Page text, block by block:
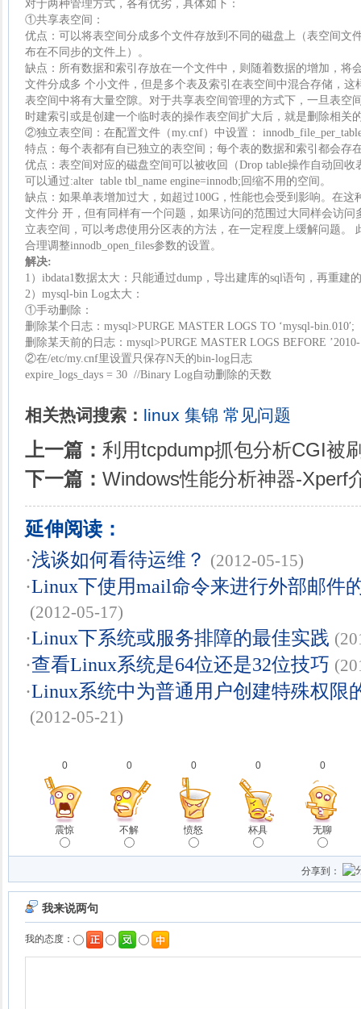
对于两种管理方式，各有优劣，具体如下：
①共享表空间：
优点：可以将表空间分成多个文件存放到不同的磁盘上（表空间文
布在不同步的文件上）。
缺点：所有数据和索引存放在一个文件中，则随着数据的增加，将
文件分成多 个小文件，但是多个表及索引在表空间中混合存储，
表空间中将有大量空隙。对于共享表空间管理的方式下，一旦表空
时建索引或是创建一个临时表的操作表空间扩大后，就是删除相关
②独立表空间：在配置文件（my.cnf）中设置：
特点：每个表都有自已独立的表空间；每个表的数据和索引都会存
优点：表空间对应的磁盘空间可以被收回（Drop table操作自动回
可以通过:alter table tbl_name engine=innodb;回缩不用的空间。
缺点：如果单表增加过大，如超过100G，性能也会受到影响。在
文件分 开，但有同样有一个问题，如果访问的范围过大同样会访
立表空间，可以考虑使用分区表的方法，在一定程度上缓解问题。
合理调整innodb_open_files参数的设置。
解决:
1）ibdata1数据太大：只能通过dump，导出建库的sql语句，再重建
2）mysql-bin Log太大：
①手动删除：
删除某个日志：mysql>PURGE MASTER LOGS TO ‘mysql-bin.010′;
删除某天前的日志：mysql>PURGE MASTER LOGS BEFORE
②在/etc/my.cnf里设置只保存N天的bin-log日志
expire_logs_days = 30 //Binary Log自动删除的天数
相关热词搜索： linux 集锦 常见问题
上一篇： 利用tcpdump抓包分析CGI被
下一篇： Windows性能分析神器-Xperf
延伸阅读：
·浅谈如何看待运维？ (2012-05-15)
·Linux下使用mail命令来进行外部邮件
(2012-05-17)
·Linux下系统或服务排障的最佳实践
·查看Linux系统是64位还是32位技巧
·Linux系统中为普通用户创建特殊权限
(2012-05-21)
0
震惊
0
不解
0
愤怒
0
杯具
0
无聊
分享到：